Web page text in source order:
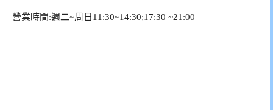
營業時間:週二~周日11:30~14:30;17:30 ~21:00